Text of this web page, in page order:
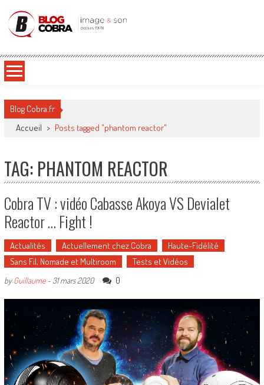
Blog Cobra
Blog Cobra.fr
Accueil > Posts tagged "phantom reactor"
TAG: PHANTOM REACTOR
Cobra TV : vidéo Cabasse Akoya VS Devialet
Reactor … Fight !
Actualités Actuellement chez Cobra
Haute-Fidélité
Sans Fil, Nomade et Multiroom
Tests et Vidéos
byGuillaume- 31 mars 2020 0